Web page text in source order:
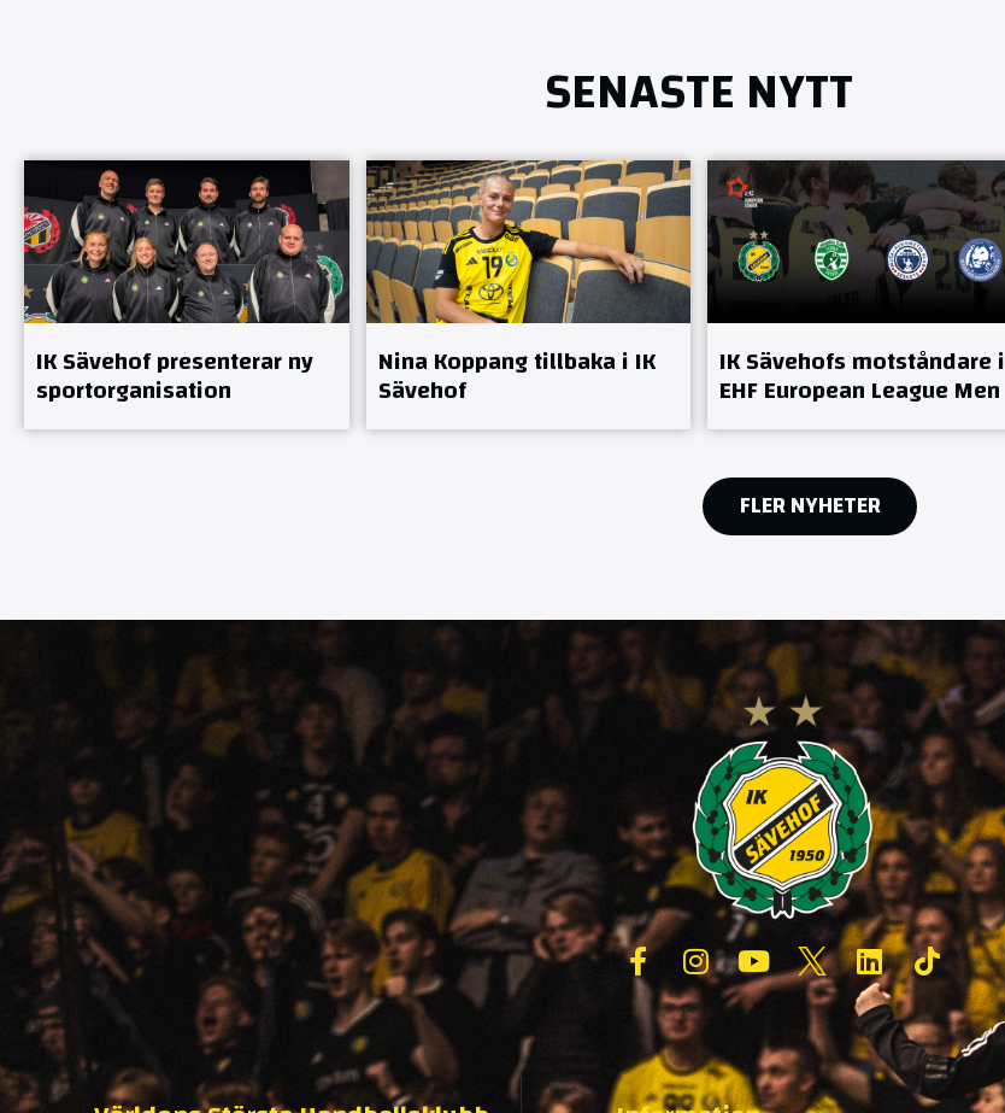
SENASTE NYTT
IK Sävehof presenterar ny
sportorganisation
Nina Koppang tillbaka i IK
Sävehof
IK Sävehofs motståndare i
EHF European League Men
FLER NYHETER